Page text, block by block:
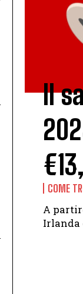
Il
COME
A
Irlanda